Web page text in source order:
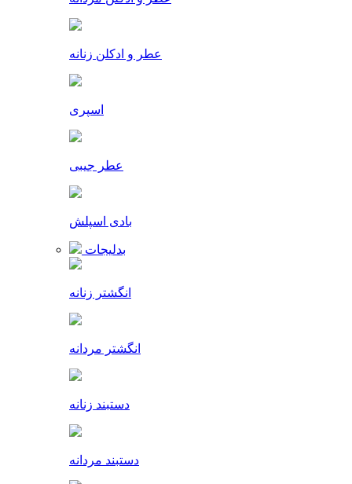
عطر و ادکلن زنانه
اسپری
عطر جیبی
بادی اسپلش
بدلیجات
انگشتر زنانه
انگشتر مردانه
دستبند زنانه
دستبند مردانه